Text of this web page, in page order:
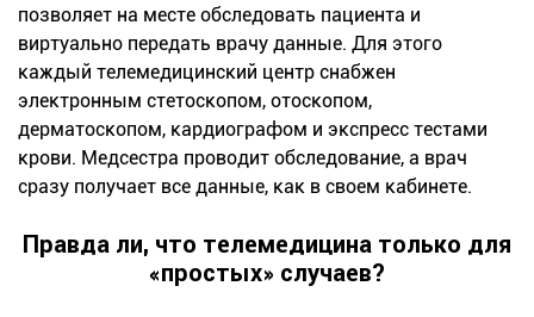
позволяет на месте обследовать пациента и
виртуально передать врачу данные. Для этого
каждый телемедицинский центр снабжен
электронным стетоскопом, отоскопом,
дерматоскопом, кардиографом и экспресс тестами
крови. Медсестра проводит обследование, а врач
сразу получает все данные, как в своем кабинете.
Правда ли, что телемедицина только для
«простых» случаев?